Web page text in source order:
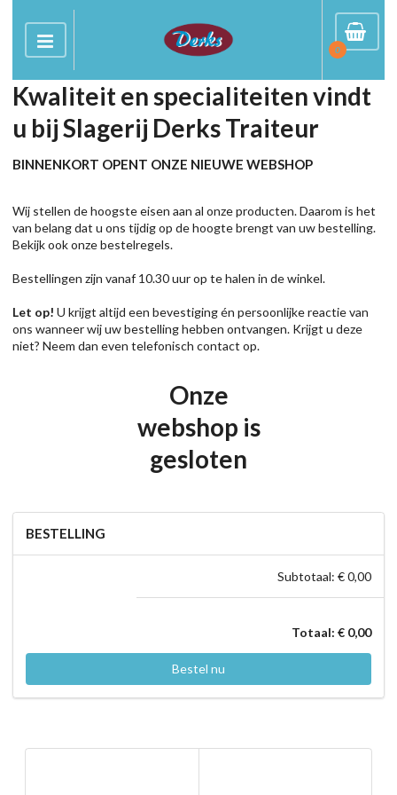
0
Kwaliteit en specialiteiten vindt
u bij Slagerij Derks Traiteur
BINNENKORT OPENT ONZE NIEUWE WEBSHOP
Wij stellen de hoogste eisen aan al onze producten. Daarom is het
van belang dat u ons tijdig op de hoogte brengt van uw bestelling.
Bekijk ook onze bestelregels.
Bestellingen zijn vanaf 10.30 uur op te halen in de winkel.
Let op! U krijgt altijd een bevestiging én persoonlijke reactie van
ons wanneer wij uw bestelling hebben ontvangen. Krijgt u deze
niet? Neem dan even telefonisch contact op.
Onze
webshop is
gesloten
BESTELLING
Subtotaal: € 0,00
Totaal: € 0,00
Bestel nu